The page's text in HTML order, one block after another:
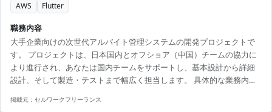
AWS Flutter
職務内容
大手企業向けの次世代アルバイト管理システムの開発プロジェクトで
す。 プロジェクトは、日本国内とオフショア（中国）チームの協力に
より進行され、あなたは国内チームをサポートし、基本設計から詳細
設計、そして製造・テストまで幅広く担当します。 具体的な業務内容
執筆が含まれます。 チームリーダーの補佐役として、リーダー不在時
掲載元： セルワークフリーランス